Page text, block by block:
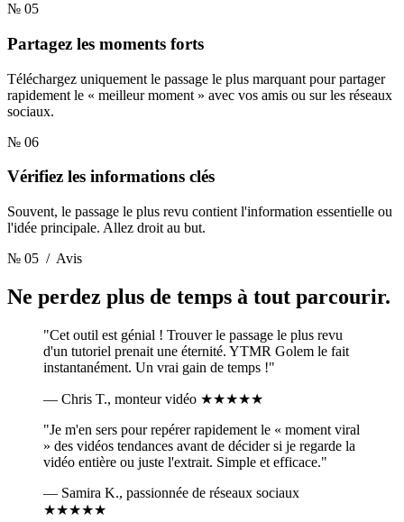
№ 05
Partagez les moments forts
Téléchargez uniquement le passage le plus marquant pour partager
rapidement le « meilleur moment » avec vos amis ou sur les réseaux
sociaux.
№ 06
Vérifiez les informations clés
Souvent, le passage le plus revu contient l'information essentielle ou
l'idée principale. Allez droit au but.
№ 05 / Avis
Ne perdez plus de temps à tout parcourir.
"Cet outil est génial ! Trouver le passage le plus revu
d'un tutoriel prenait une éternité. YTMR Golem le fait
instantanément. Un vrai gain de temps !"
— Chris T., monteur vidéo ★★★★★
"Je m'en sers pour repérer rapidement le « moment viral
» des vidéos tendances avant de décider si je regarde la
vidéo entière ou juste l'extrait. Simple et efficace."
— Samira K., passionnée de réseaux sociaux
★★★★★